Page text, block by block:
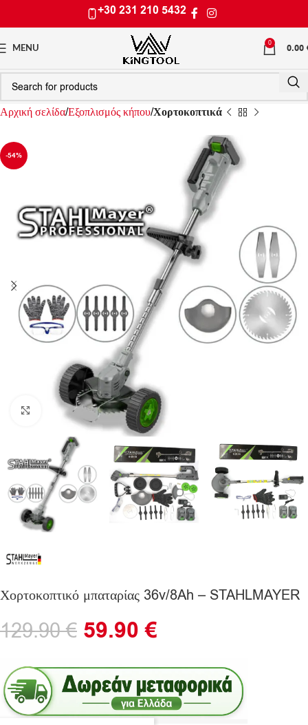
+30 231 210 5432
MENU
0 0.00
Αρχική σελίδαΕξοπλισμός κήπουΧορτοκοπτικά
-54%
Click to enlarge
Χορτοκοπτικό μπαταρίας 36v/8Ah – STAHLMAYER
129.90€ 59.90€